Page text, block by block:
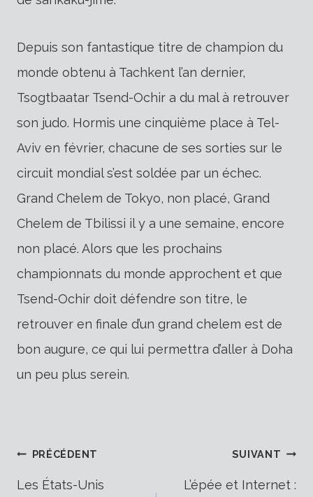
Depuis son fantastique titre de champion du
monde obtenu à Tachkent l’an dernier,
Tsogtbaatar Tsend-Ochir a du mal à retrouver
son judo. Hormis une cinquième place à Tel-
Aviv en février, chacune de ses sorties sur le
circuit mondial s’est soldée par un échec.
Grand Chelem de Tokyo, non placé, Grand
Chelem de Tbilissi il y a une semaine, encore
non placé. Alors que les prochains
championnats du monde approchent et que
Tsend-Ochir doit défendre son titre, le
retrouver en finale d’un grand chelem est de
bon augure, ce qui lui permettra d’aller à Doha
un peu plus serein.
Navigation
PRÉCÉDENT
Les États-Unis
SUIVANT
L’épée et Internet :